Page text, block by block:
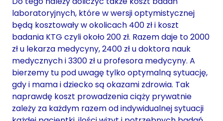
laboratoryjnych, które w wersji optymistycznej
będą kosztowały w okolicach 400 zł i koszt
badania KTG czyli około 200 zł. Razem daje to 2000
zł u lekarza medycyny, 2400 zł u doktora nauk
medycznych i 3300 zł u profesora medycyny. A
bierzemy tu pod uwagę tylko optymalną sytuację,
gdy i mama i dziecko są okazami zdrowia. Tak
naprawdę koszt prowadzenia ciąży prywatnie
zależy za każdym razem od indywidualnej sytuacji